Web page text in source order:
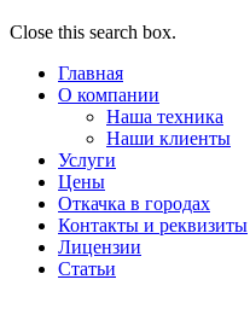
Close this search box.
Главная
О компании
Наша техника
Наши клиенты
Услуги
Цены
Откачка в городах
Контакты и реквизиты
Лицензии
Статьи